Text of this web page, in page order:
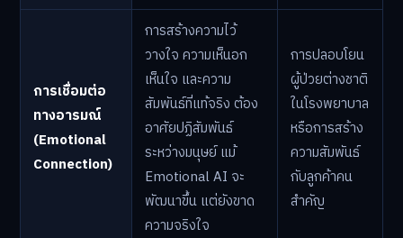
การเชื่อมต่อ
ทางอารมณ์
(Emotional
Connection)
การสร้างความไว้
วางใจ ความเห็นอก
เห็นใจ และความ
สัมพันธ์ที่แท้จริง ต้อง
อาศัยปฏิสัมพันธ์
ระหว่างมนุษย์ แม้
Emotional AI จะ
พัฒนาขึ้น แต่ยังขาด
ความจริงใจ
การปลอบโยน
ผู้ป่วยต่างชาติ
ในโรงพยาบาล
หรือการสร้าง
ความสัมพันธ์
กับลูกค้าคน
สำคัญ